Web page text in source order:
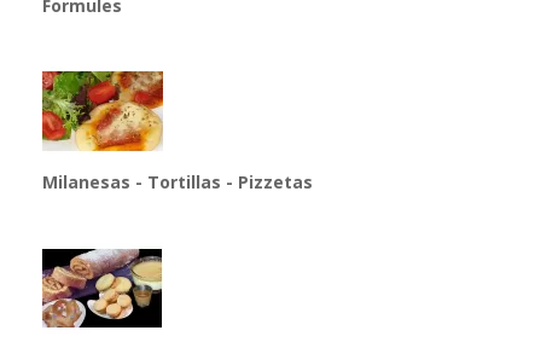
Formules
Milanesas - Tortillas - Pizzetas